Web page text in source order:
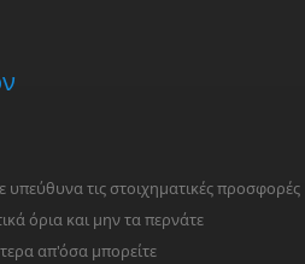
υπεύθυνα τις στοιχηματικές προσφορές
όρια και μην τα περνάτε
απ'όσα μπορείτε